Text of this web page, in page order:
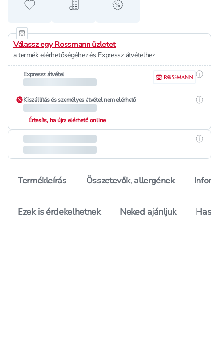
Hozzáadás a kedvencekhez
Hozzáadás a bevásárló listához
alert when on sale
Válassz egy Rossmann üzletet
a termék elérhetőségéhez és Expressz átvételhez
Expressz átvétel
Kiszállítás és személyes átvétel nem elérhető
Értesíts, ha újra elérhető online
Termékleírás Összetevők, allergének
Ezek is érdekelhetnek Neked ajánljuk